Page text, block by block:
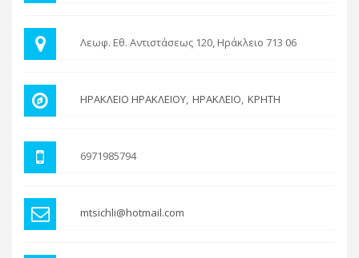
Λεωφ. Εθ. Αντιστάσεως 120, Ηράκλειο 713 06
ΗΡΑΚΛΕΙΟ ΗΡΑΚΛΕΙΟΥ ΗΡΑΚΛΕΙΟ ΚΡΗΤΗ
6971985794
mtsichli@hotmail.com